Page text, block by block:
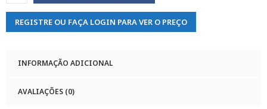
REGISTRE OU FAÇA LOGIN PARA VER O PREÇO
INFORMAÇÃO ADICIONAL
AVALIAÇÕES (0)